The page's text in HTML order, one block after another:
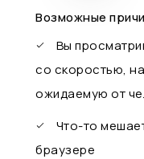
Возможные
Вы
со скоростью,
ожидаемую от
Что-то
браузере